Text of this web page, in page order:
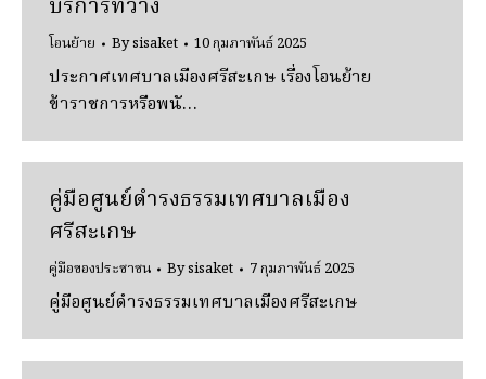
บริการที่ว่าง
โอนย้าย Bysisaket 10 กุมภาพันธ์ 2025
ประกาศเทศบาลเมืองศรีสะเกษ เรื่องโอนย้าย
ข้าราชการหรือพนั…
คู่มือศูนย์ดำรงธรรมเทศบาลเมือง
ศรีสะเกษ
คู่มือของประชาชน Bysisaket 7 กุมภาพันธ์ 2025
คู่มือศูนย์ดำรงธรรมเทศบาลเมืองศรีสะเกษ